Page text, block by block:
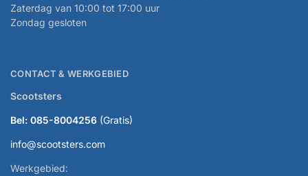
Zaterdag van 10:00 tot 17:00 uur
Zondag gesloten
CONTACT & WERKGEBIED
Scootsters
Bel: 085-8004256 (Gratis)
info@scootsters.com
Werkgebied: